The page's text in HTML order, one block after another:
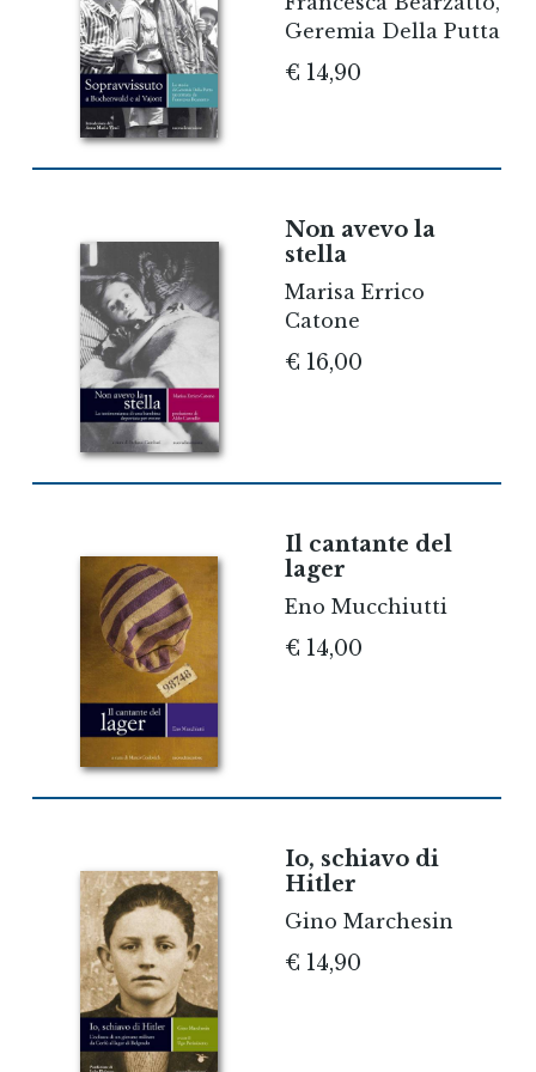
Geremia Della Putta
€ 14,90
Non avevo la
stella
Marisa Errico
Catone
€ 16,00
Il cantante del
lager
Eno Mucchiutti
€ 14,00
Io, schiavo di
Hitler
Gino Marchesin
€ 14,90